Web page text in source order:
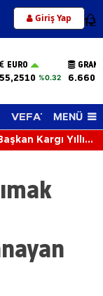
Giriş Yap 12
EURO
55,2510 %0.32
VEFAT EDENLER
MENÜ
Kargı Yıllık